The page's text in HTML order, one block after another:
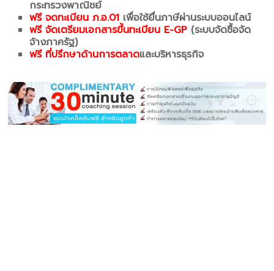
กระทรวงพาณิชย์
ฟรี จดทะเบียน ภ.อ.01 เพื่อใช้ยื่นภาษีผ่านระบบออนไลน์
ฟรี จัดเตรียมเอกสารขึ้นทะเบียน E-GP (ระบบจัดซื้อจัด
จ้างภาครัฐ)
ฟรี ที่ปรึกษาด้านการตลาดและบริหารธุรกิจ